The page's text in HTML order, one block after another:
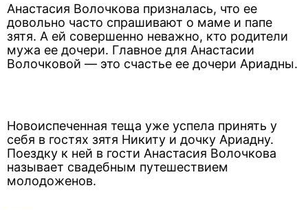
Анастасия Волочкова призналась, что ее
довольно часто спрашивают о маме и папе
зятя. А ей совершенно неважно, кто родители
мужа ее дочери. Главное для Анастасии
Волочковой — это счастье ее дочери Ариадны.
Новоиспеченная теща уже успела принять у
себя в гостях зятя Никиту и дочку Ариадну.
Поездку к ней в гости Анастасия Волочкова
называет свадебным путешествием
молодоженов.